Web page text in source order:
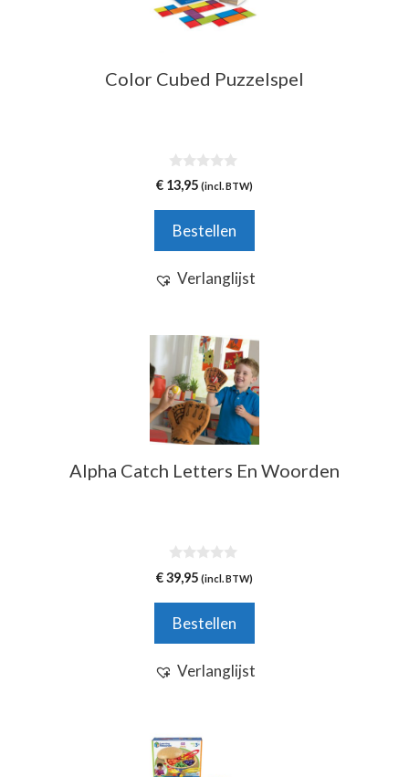
Color Cubed Puzzelspel
0
v
5
€ 13,95 (incl. BTW)
Bestellen
Verlanglijst
Alpha Catch Letters En Woorden
0
v
5
€39,95 (incl. BTW)
Bestellen
Verlanglijst